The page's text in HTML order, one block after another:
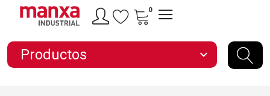
0
Productos expand_more